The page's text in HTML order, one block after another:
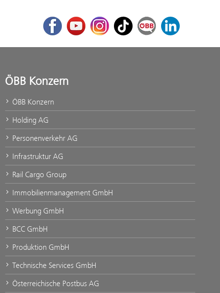
FacebookYoutubeInstagram
TikTok ÖBB Corporate Blog
LinkedIn
ÖBB Konzern
ÖBB Konzern
Holding AG
Personenverkehr AG
Infrastruktur AG
Rail Cargo Group
Immobilienmanagement GmbH
Werbung GmbH
BCC GmbH
Produktion GmbH
Technische Services GmbH
Österreichische Postbus AG